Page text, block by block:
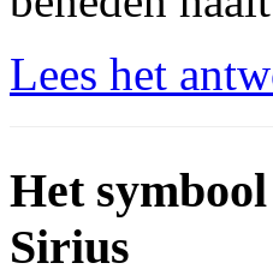
Lees het
Het
Sirius